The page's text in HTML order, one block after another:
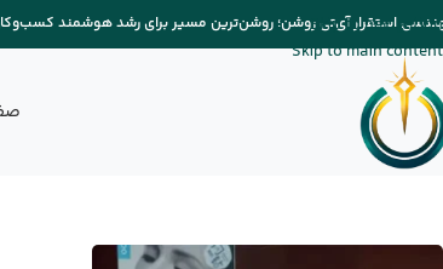
Skip to navigation
Skip to main content
استقرار آی‌تی روشن؛ روشن‌ترین مسیر برای رشد هوشمند